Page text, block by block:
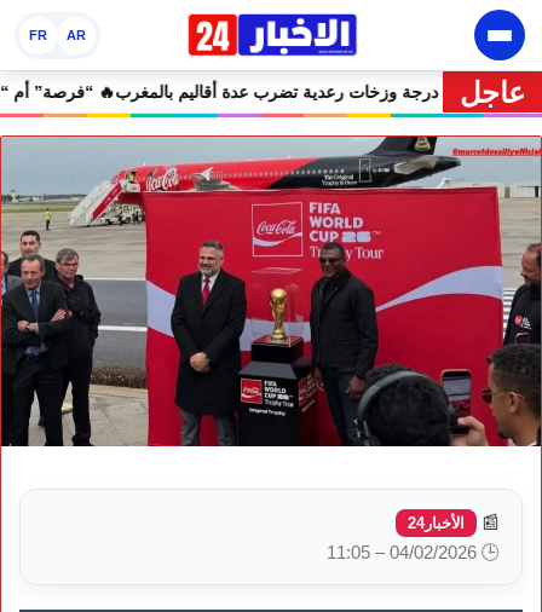
AR
FR
عاجل
موجة حر تصل إلى 47 درجة وزخات رعدية تضرب عدة أقاليم بالمغرب
📰 الأخبار24
🕒 04/02/2026 – 11:05